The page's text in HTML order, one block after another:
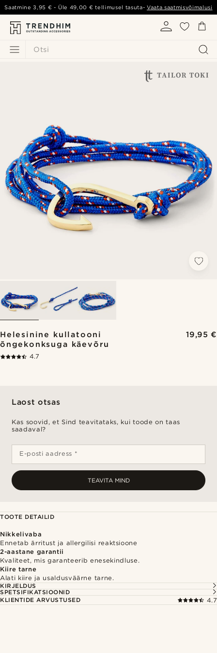
Otsi
Saatmine3,95 € - Üle 49,00 € tellimusel tasuta-Vaata saatmisvõimalusi
Helesinine kullatooni
õngekonksuga käevõru
19,95 €
4.7
Laost otsas
Kas soovid, et Sind teavitataks, kui toode on taas
saadaval?
E-posti aadress *
TEAVITA MIND
TOOTE DETAILID
Nikkelivaba
Ennetab ärritust ja allergilisi reaktsioone
2-aastane garantii
Kvaliteet, mis garanteerib enesekindluse.
Kiire tarne
Alati kiire ja usaldusväärne tarne.
KIRJELDUS
SPETSIFIKATSIOONID
KLIENTIDE ARVUSTUSED
4.7